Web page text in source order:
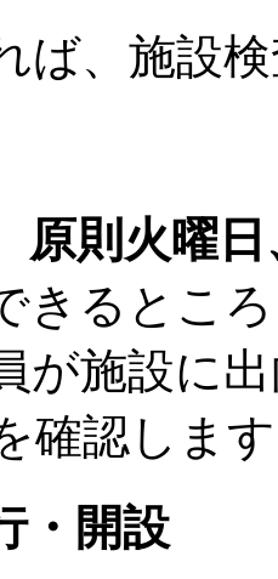
ば、施設
原則火曜
きるとこ
が施設に
確認しま
・開設